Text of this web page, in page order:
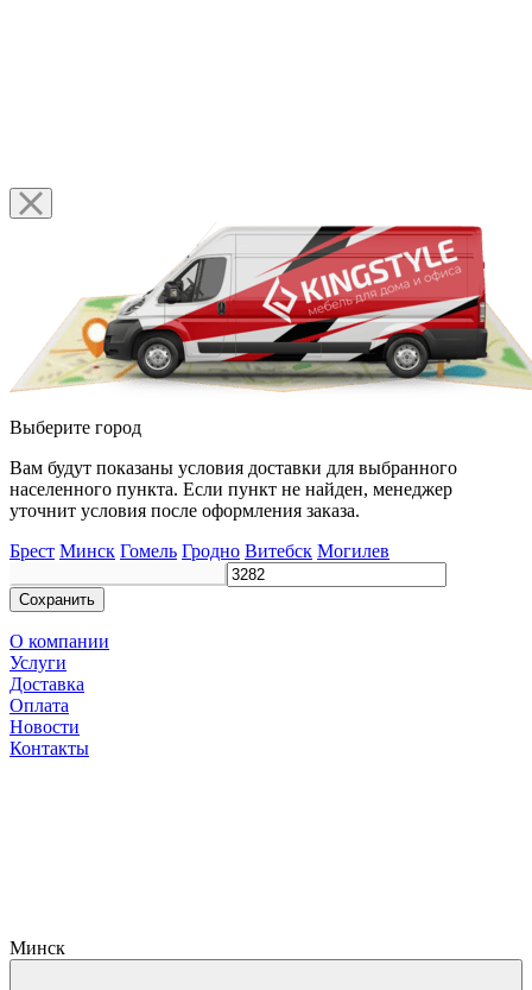
Выберите город
Вам будут показаны условия доставки для выбранного
населенного пункта. Если пункт не найден, менеджер
уточнит условия после оформления заказа.
Брест Минск Гомель Гродно Витебск Могилев
Сохранить
О компании
Услуги
Доставка
Оплата
Новости
Контакты
Минск